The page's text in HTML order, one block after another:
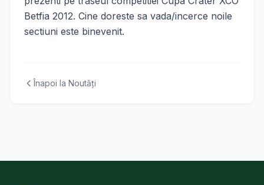
Betfia 2012. Cine doreste sa vada/incerce noile
sectiuni este binevenit.
Înapoi la Noutăți